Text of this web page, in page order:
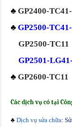
♣ GP2400-
♣ GP2500-
GP2500-TC11
GP2501-
♣ GP2600-TC11
Các dịch vụ có tại
♣ Dịch vụ sửa chữa: